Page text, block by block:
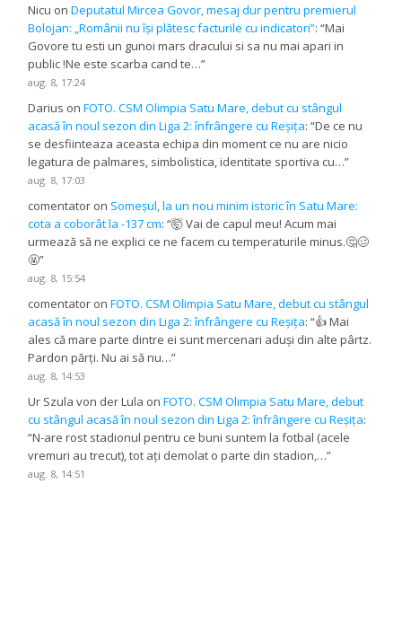
Nicu onDeputatul Mircea Govor, mesaj dur pentru premierul
Bolojan: „Românii nu își plătesc facturile cu indicatori”: “Mai
Govore tu esti un gunoi mars dracului si sa nu mai apari in
public !Ne este scarba cand te…”
aug. 8, 17:24
Darius onFOTO. CSM Olimpia Satu Mare, debut cu stângul
acasă în noul sezon din Liga 2: înfrângere cu Reșița: “De ce nu
se desfiinteaza aceasta echipa din moment ce nu are nicio
legatura de palmares, simbolistica, identitate sportiva cu…”
aug. 8, 17:03
comentator on Someșul, la un nou minim istoric în Satu Mare:
cota a coborât la -137 cm: “🤯 Vai de capul meu! Acum mai
urmează să ne explici ce ne facem cu temperaturile minus.🤔🥴
🤬”
aug. 8, 15:54
comentator onFOTO. CSM Olimpia Satu Mare, debut cu stângul
acasă în noul sezon din Liga 2: înfrângere cu Reșița: “👍 Mai
ales că mare parte dintre ei sunt mercenari aduși din alte pârtz.
Pardon părți. Nu ai să nu…”
aug. 8, 14:53
Ur Szula von der Lula onFOTO. CSM Olimpia Satu Mare, debut
cu stângul acasă în noul sezon din Liga 2: înfrângere cu Reșița:
“N-are rost stadionul pentru ce buni suntem la fotbal (acele
vremuri au trecut), tot ați demolat o parte din stadion,…”
aug. 8, 14:51